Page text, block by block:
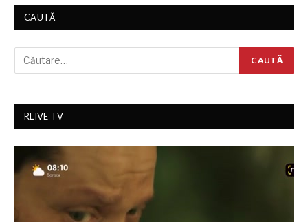
CAUTĂ
RLIVE TV